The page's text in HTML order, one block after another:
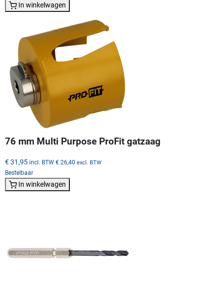
In winkelwagen
76 mm Multi Purpose ProFit gatzaag
€ 31,95 incl. BTW € 26,40 excl. BTW
Bestelbaar
In winkelwagen